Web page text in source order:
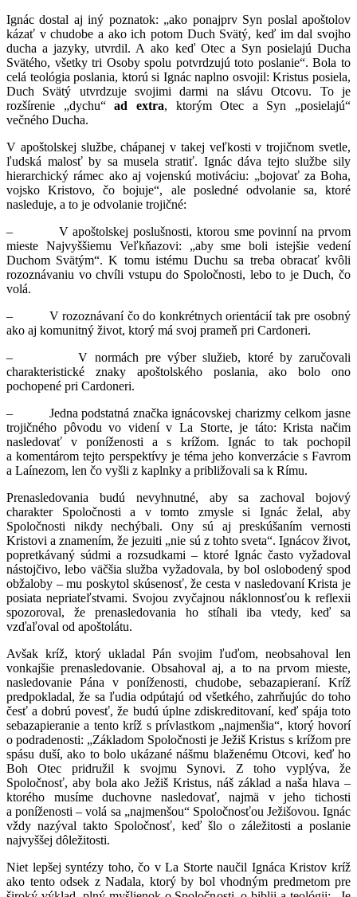
Ignác dostal aj iný poznatok: „ako ponajprv Syn poslal apoštolov
kázať v chudobe a ako ich potom Duch Svätý, keď im dal svojho
ducha a jazyky, utvrdil. A ako keď Otec a Syn posielajú Ducha
Svätého, všetky tri Osoby spolu potvrdzujú toto poslanie“. Bola to
celá teológia poslania, ktorú si Ignác naplno osvojil: Kristus posiela,
Duch Svätý utvrdzuje svojimi darmi na slávu Otcovu. To je
rozšírenie „dychu“ad extra, ktorým Otec a Syn „posielajú“
večného Ducha.
V apoštolskej službe, chápanej v takej veľkosti v trojičnom svetle,
ľudská malosť by sa musela stratiť. Ignác dáva tejto službe sily
hierarchický rámec ako aj vojenskú motiváciu: „bojovať za Boha,
vojsko Kristovo, čo bojuje“, ale posledné odvolanie sa, ktoré
nasleduje, a to je odvolanie trojičné:
– V apoštolskej poslušnosti, ktorou sme povinní na prvom
mieste Najvyššiemu Veľkňazovi: „aby sme boli istejšie vedení
Duchom Svätým“. K tomu istému Duchu sa treba obracať kvôli
rozoznávaniu vo chvíli vstupu do Spoločnosti, lebo to je Duch, čo
volá.
– V rozoznávaní čo do konkrétnych orientácií tak pre osobný
ako aj komunitný život, ktorý má svoj prameň pri Cardoneri.
– V normách pre výber služieb, ktoré by zaručovali
charakteristické znaky apoštolského poslania, ako bolo ono
pochopené pri Cardoneri.
– Jedna podstatná značka ignácovskej charizmy celkom jasne
trojičného pôvodu vo videní v La Storte, je táto: Krista načim
nasledovať v poníženosti a s krížom. Ignác to tak pochopil
a komentárom tejto perspektívy je téma jeho konverzácie s Favrom
a Laínezom, len čo vyšli z kaplnky a približovali sa k Rímu.
Prenasledovania budú nevyhnutné, aby sa zachoval bojový
charakter Spoločnosti a v tomto zmysle si Ignác želal, aby
Spoločnosti nikdy nechýbali. Ony sú aj preskúšaním vernosti
Kristovi a znamením, že jezuiti „nie sú z tohto sveta“. Ignácov život,
popretkávaný súdmi a rozsudkami – ktoré Ignác často vyžadoval
nástojčivo, lebo väčšia služba vyžadovala, by bol oslobodený spod
obžaloby – mu poskytol skúsenosť, že cesta v nasledovaní Krista je
posiata nepriateľstvami. Svojou zvyčajnou náklonnosťou k reflexii
spozoroval, že prenasledovania ho stíhali iba vtedy, keď sa
vzďaľoval od apoštolátu.
Avšak kríž, ktorý ukladal Pán svojim ľuďom, neobsahoval len
vonkajšie prenasledovanie. Obsahoval aj, a to na prvom mieste,
nasledovanie Pána v poníženosti, chudobe, sebazapieraní. Kríž
predpokladal, že sa ľudia odpútajú od všetkého, zahrňujúc do toho
česť a dobrú povesť, že budú úplne zdiskreditovaní, keď spája toto
sebazapieranie a tento kríž s prívlastkom „najmenšia“, ktorý hovorí
o podradenosti: „Základom Spoločnosti je Ježiš Kristus s krížom pre
spásu duší, ako to bolo ukázané nášmu blaženému Otcovi, keď ho
Boh Otec pridružil k svojmu Synovi. Z toho vyplýva, že
Spoločnosť, aby bola ako Ježiš Kristus, náš základ a naša hlava –
ktorého musíme duchovne nasledovať, najmä v jeho tichosti
a poníženosti – volá sa „najmenšou“ Spoločnosťou Ježišovou. Ignác
vždy nazýval takto Spoločnosť, keď šlo o záležitosti a poslanie
najvyššej dôležitosti.
Niet lepšej syntézy toho, čo v La Storte naučil Ignáca Kristov kríž
ako tento odsek z Nadala, ktorý by bol vhodným predmetom pre